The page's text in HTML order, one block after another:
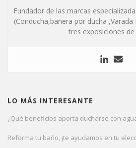
Fundador de las marcas
(Conducha,bañera por ducha
tres exposiciones de
LO MÁS INTERESANTE
¿Qué beneficios aporta ducharse con
Reforma tu baño, ¡te ayudamos en tu